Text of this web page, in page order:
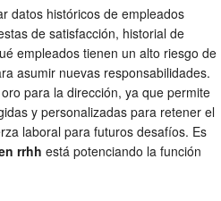
datos históricos de empleados
de satisfacción, historial de
empleados tienen un alto riesgo de
asumir nuevas responsabilidades.
para la dirección, ya que permite
y personalizadas para retener el
laboral para futuros desafíos. Es
rrhh está potenciando la función